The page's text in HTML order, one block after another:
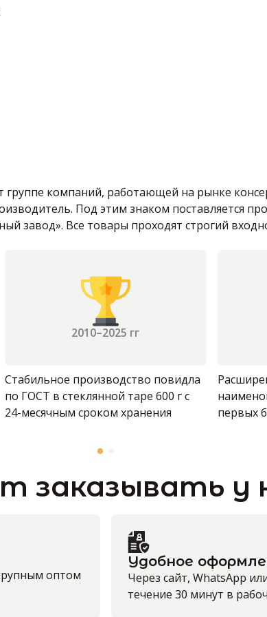
компаний, работающей на рынке
Под этим знаком поставляется
завод». Все товары проходят строгий
2010–2025 гг
Стабильное производство повидла
по ГОСТ в стеклянной таре 600 г с
24-месячным сроком хранения
первых
заказывать у
оптом
Удобное
Через сайт, WhatsApp
течение 30 минут в